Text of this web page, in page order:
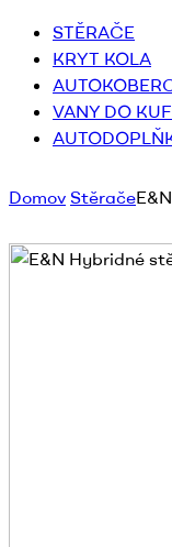
STĚRAČE
KRYT KOLA
VANY DO
Domov Stěrače